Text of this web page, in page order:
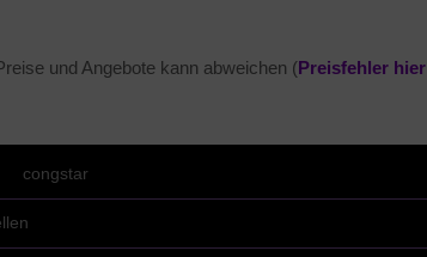
und Angebote kann abweichen (Preisfehler
congstar